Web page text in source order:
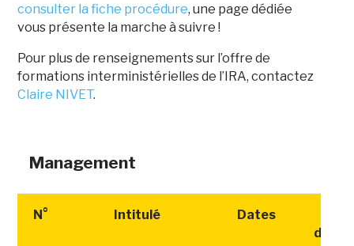
consulter la fiche procédure, une page dédiée
vous présente la marche à suivre !
Pour plus de renseignements sur l’offre de
formations interministérielles de l’IRA, contactez
Claire NIVET.
Management
N° Intitulé Dates